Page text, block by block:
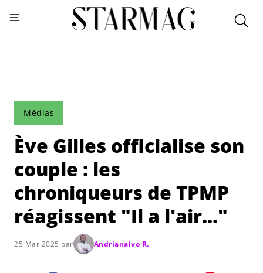
Médias
Ève Gilles officialise son
couple : les
chroniqueurs de TPMP
réagissent "Il a l'air..."
25 Mar 2025 par Andrianaivo R.